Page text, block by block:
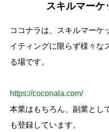
スキルマーケ
ココナラは、スキルマーケ
イティングに限らず様々な
る場です。
https://coconala.com/
本業はもちろん、副業とし
も登録しています。